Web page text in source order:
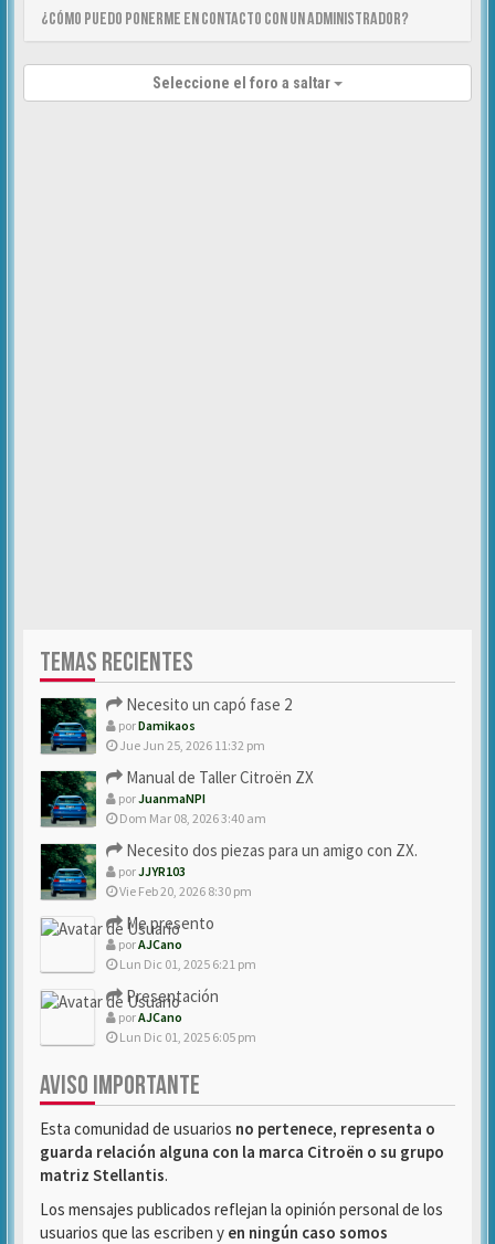
¿Cómo puedo ponerme en contacto con un Administrador?
Seleccione el foro a saltar
TEMAS RECIENTES
Necesito un capó fase 2
porDamikaos
Jue Jun 25, 2026 11:32 pm
Manual de Taller Citroën ZX
porJuanmaNPI
Dom Mar 08, 2026 3:40 am
Necesito dos piezas para un amigo con ZX.
porJJYR103
Vie Feb 20, 2026 8:30 pm
Me presento
porAJCano
Lun Dic 01, 2025 6:21 pm
Presentación
porAJCano
Lun Dic 01, 2025 6:05 pm
AVISO IMPORTANTE
Esta comunidad de usuarios no pertenece, representa o
guarda relación alguna con la marca Citroën o su grupo
matriz Stellantis.
Los mensajes publicados reflejan la opinión personal de los
usuarios que las escriben y en ningún caso somos